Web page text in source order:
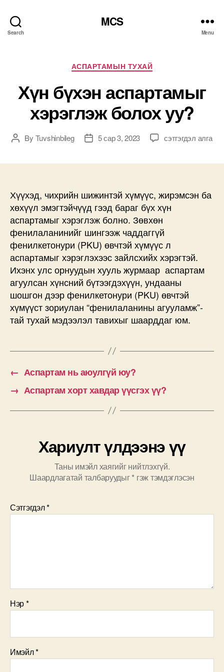
Search
MCS
Menu
Categories
АСПАРТАМЫН ТУХАЙ
Хүн бүхэн аспартамыг
хэрэглэж болох уу?
PostBy Tuvshinbileg
Post5 сар 3, 2023
Хүн
уу?
дээр
сэтгэгдэл алга
Хүүхэд, чихрийн шижинтэй хүмүүс, жирэмсэн ба
хөхүүл эмэгтэйчүүд гээд бараг бүх хүн
аспартамыг хэрэглэж болно. Зөвхөн
фенилаланинийг шингээж чаддаггүй
фенилкетонури (PKU) өвчтэй хүмүүс л
аспартамыг хэрэглэхээс зайлсхийх хэрэгтэй.
Ихэнх улс орнуудын хууль журмаар аспартам
агуулсан хүнсний бүтээгдэхүүн, ундааны
шошгон дээр фенилкетонури (PKU) өвчтэй
хүмүүст зориулан “фенилаланины агууламж”-
тай тухай мэдээлэл тавихыг шаарддаг юм.
← Аспартам нь аюулгүй юу?
→ Аспартам хорт хавдар үүсгэх үү?
Хариулт үлдээнэ үү
Таны имэйл хаягийг нийтлэхгүй.
Шаардлагатай талбаруудыг* гэж тэмдэглэсэн
Сэтгэгдэл*
Нэр*
Имэйл*